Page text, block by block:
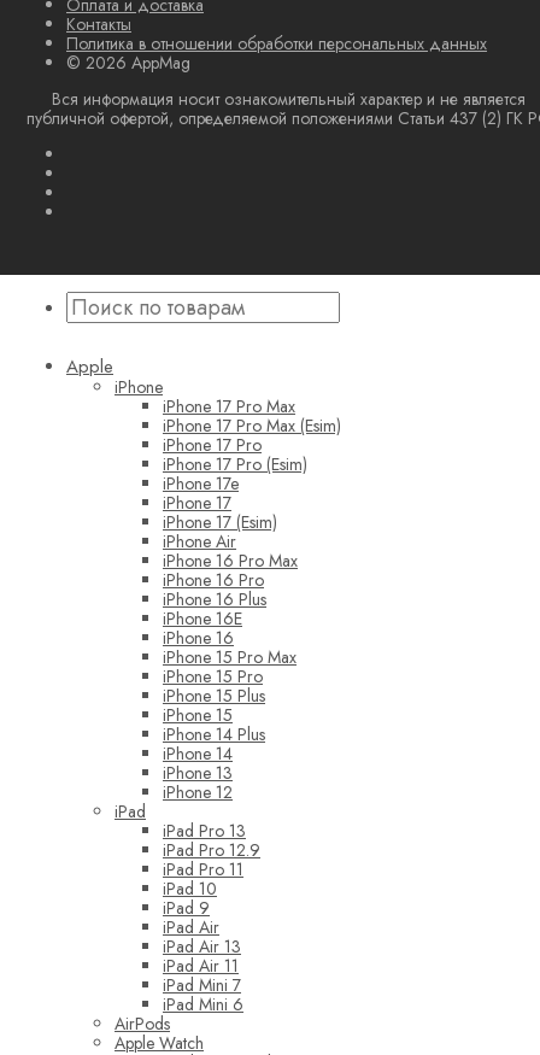
Оплата и доставка
Контакты
Политика в отношении обработки персональных данных
© 2026 AppMag
Вся информация носит ознакомительный характер и не является
публичной офертой, определяемой положениями Статьи 437 (2) ГК
Apple
iPhone
iPhone 17 Pro Max
iPhone 17 Pro Max (Esim)
iPhone 17 Pro
iPhone 17 Pro (Esim)
iPhone 17e
iPhone 17
iPhone 17 (Esim)
iPhone Air
iPhone 16 Pro Max
iPhone 16 Pro
iPhone 16 Plus
iPhone 16E
iPhone 16
iPhone 15 Pro Max
iPhone 15 Pro
iPhone 15 Plus
iPhone 15
iPhone 14 Plus
iPhone 14
iPhone 13
iPhone 12
iPad
iPad Pro 13
iPad Pro 12.9
iPad Pro 11
iPad 10
iPad 9
iPad Air
iPad Air 13
iPad Air 11
iPad Mini 7
iPad Mini 6
AirPods
Apple Watch